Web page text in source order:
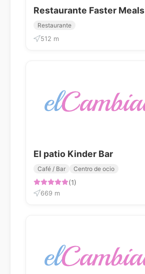
Restaurante Faster Meals
Restaurante
512 m
El patio Kinder Bar
Café / Bar Centro de ocio
(1)
669 m